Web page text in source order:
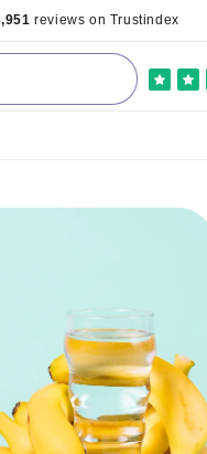
reviews on Trustindex